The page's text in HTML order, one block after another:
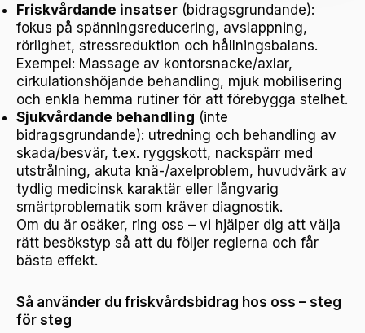
Friskvårdande insatser (bidragsgrundande):
fokus på spänningsreducering, avslappning,
rörlighet, stressreduktion och hållningsbalans.
Exempel: Massage av kontorsnacke/axlar,
cirkulationshöjande behandling, mjuk mobilisering
och enkla hemma rutiner för att förebygga stelhet.
Sjukvårdande behandling (inte
bidragsgrundande): utredning och behandling av
skada/besvär, t.ex. ryggskott, nackspärr med
utstrålning, akuta knä-/axelproblem, huvudvärk av
tydlig medicinsk karaktär eller långvarig
smärtproblematik som kräver diagnostik.
Om du är osäker, ring oss – vi hjälper dig att välja
rätt besökstyp så att du följer reglerna och får
bästa effekt.
Så använder du friskvårdsbidrag hos oss – steg
för steg